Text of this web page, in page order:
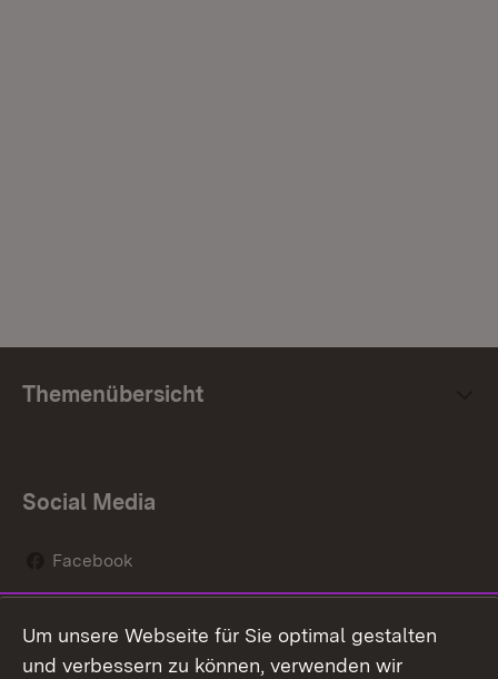
Themenübersicht
Social Media
Facebook
Social Wall
Um unsere Webseite für Sie optimal gestalten
und verbessern zu können, verwenden wir